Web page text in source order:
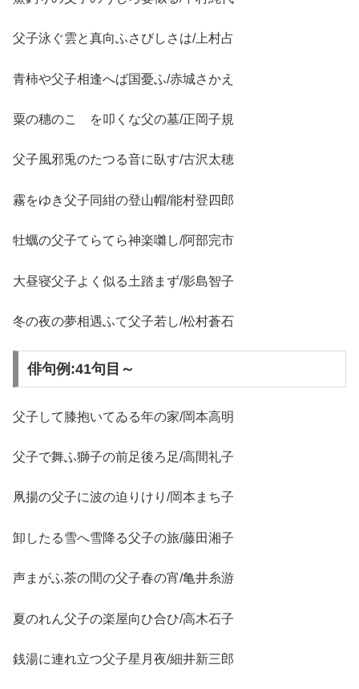
父子泳ぐ雲と真向ふさびしさは/上村占
青柿や父子相逢へば国憂ふ/赤城さかえ
粟の穗のこゝを叩くな父の墓/正岡子規
父子風邪兎のたつる音に臥す/古沢太穂
霧をゆき父子同紺の登山帽/能村登四郎
牡蠣の父子てらてら神楽囃し/阿部完市
大昼寝父子よく似る土踏まず/影島智子
冬の夜の夢相遇ふて父子若し/松村蒼石
俳句例:41句目～
父子して膝抱いてゐる年の家/岡本高明
父子で舞ふ獅子の前足後ろ足/高間礼子
凧揚の父子に波の迫りけり/岡本まち子
卸したる雪へ雪降る父子の旅/藤田湘子
声まがふ茶の間の父子春の宵/亀井糸游
夏のれん父子の楽屋向ひ合ひ/高木石子
銭湯に連れ立つ父子星月夜/細井新三郎